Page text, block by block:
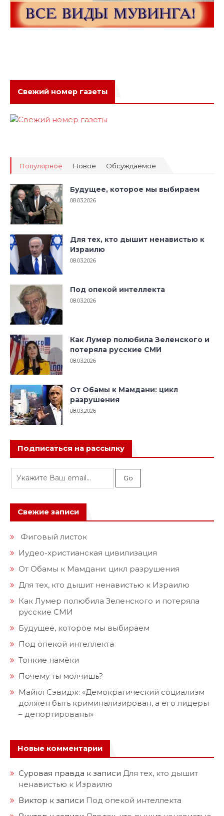
Свежий номер газеты
Популярное Новое Обсуждаемое
Будущее, которое мы выбираем
08.03.2026
Для тех, кто дышит ненавистью к
Израилю
08.03.2026
Под опекой интеллекта
08.03.2026
Как Лумер полюбила Зеленского и
потеряла русские СМИ
08.03.2026
От Обамы к Мамдани: цикл
разрушения
08.03.2026
Подписаться на рассылку
Свежие записи
Фиговый листок
Иудео-христианская цивилизация
От Обамы к Мамдани: цикл разрушения
Для тех, кто дышит ненавистью к Израилю
Как Лумер полюбила Зеленского и потеряла
русские СМИ
Будущее, которое мы выбираем
Под опекой интеллекта
Тонкие намёки
Почему ты молчишь?
Майкл Сэвидж: «Демократический социализм
должен быть криминализирован, а его лидеры
– депортированы»
Новые комментарии
Суровая правда к записи Для тех, кто дышит
ненавистью к Израилю
Виктор к записи Под опекой интеллекта